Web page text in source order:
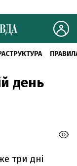
день
три дні